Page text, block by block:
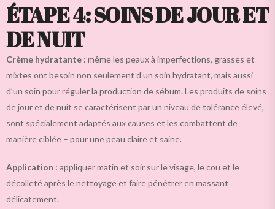
ÉTAPE 4: SOINS DE JOUR ET
DE NUIT
Crème hydratante : même les peaux à imperfections, grasses et
mixtes ont besoin non seulement d’un soin hydratant, mais aussi
d’un soin pour réguler la production de sébum. Les produits de soins
de jour et de nuit se caractérisent par un niveau de tolérance élevé,
sont spécialement adaptés aux causes et les combattent de
manière ciblée – pour une peau claire et saine.
Application : appliquer matin et soir sur le visage, le cou et le
décolleté après le nettoyage et faire pénétrer en massant
délicatement.